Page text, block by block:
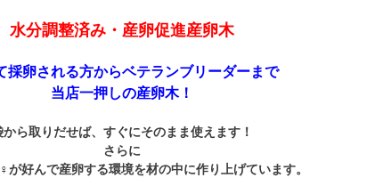
水分調整済み・産卵促進産卵木
採卵される方からベテランブリーダーまで
当店一押しの産卵木！
から取りだせば、すぐにそのまま使えます！
さらに
が好んで産卵する環境を材の中に作り上げています。